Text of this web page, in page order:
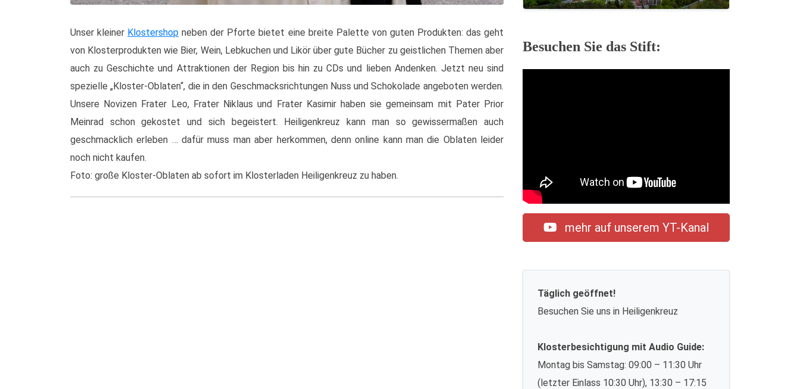
Unser kleiner Klostershop neben der Pforte bietet eine breite Palette von guten Produkten: das geht
von Klosterprodukten wie Bier, Wein, Lebkuchen und Likör über gute Bücher zu geistlichen Themen aber
auch zu Geschichte und Attraktionen der Region bis hin zu CDs und lieben Andenken. Jetzt neu sind
spezielle „Kloster-Oblaten“, die in den Geschmacksrichtungen Nuss und Schokolade angeboten werden.
Unsere Novizen Frater Leo, Frater Niklaus und Frater Kasimir haben sie gemeinsam mit Pater Prior
Meinrad schon gekostet und sich begeistert. Heiligenkreuz kann man so gewissermaßen auch
geschmacklich erleben … dafür muss man aber herkommen, denn online kann man die Oblaten leider
noch nicht kaufen.
Foto: große Kloster-Oblaten ab sofort im Klosterladen Heiligenkreuz zu haben.
Besuchen Sie das Stift:
mehr auf unserem YT-Kanal
Täglich geöffnet!
Besuchen Sie uns in Heiligenkreuz
Klosterbesichtigung mit Audio Guide:
Montag bis Samstag: 09:00 – 11:30 Uhr
(letzter Einlass 10:30 Uhr), 13:30 – 17:15